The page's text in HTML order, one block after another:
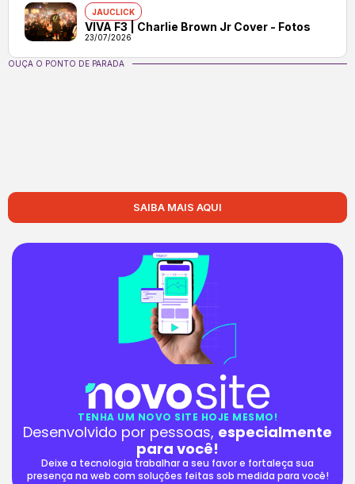
JAUCLICK
VIVA F3 | Charlie Brown Jr Cover - Fotos
23/07/2026
OUÇA O PONTO DE PARADA
SAIBA MAIS AQUI
TENHA UM NOVO SITE HOJE MESMO!
Desenvolvido por pessoas, especialmente
para você!
Deixe a tecnologia trabalhar a seu favor e fortaleça sua
presença na web com soluções feitas sob medida para você!